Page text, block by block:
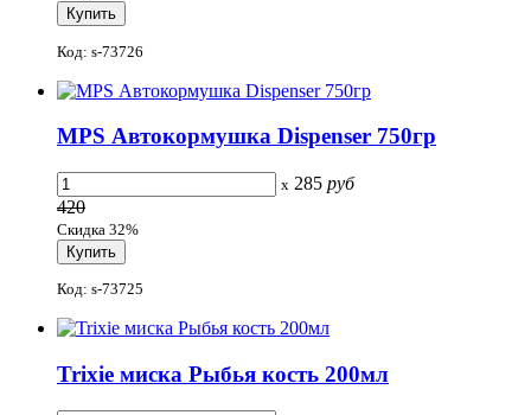
Код: s-73726
MPS Автокормушка Dispenser 750гр
x 285 руб
420
Скидка 32%
Код: s-73725
Trixie миска Рыбья кость 200мл